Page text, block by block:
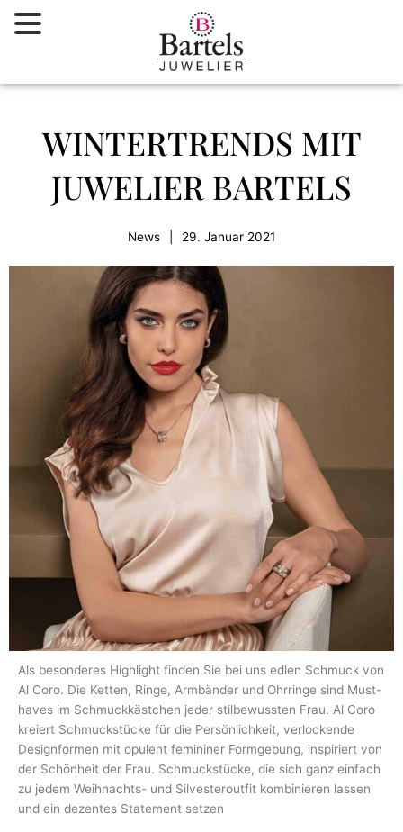
Inhalt
WINTERTRENDS MIT
JUWELIER BARTELS
News 29. Januar 2021
Als besonderes Highlight finden Sie bei uns edlen Schmuck von
Al Coro. Die Ketten, Ringe, Armbänder und Ohrringe sind Must-
haves im Schmuckkästchen jeder stilbewussten Frau. Al Coro
kreiert Schmuckstücke für die Persönlichkeit, verlockende
Designformen mit opulent femininer Formgebung, inspiriert von
der Schönheit der Frau. Schmuckstücke, die sich ganz einfach
zu jedem Weihnachts- und Silvesteroutfit kombinieren lassen
und ein dezentes Statement setzen